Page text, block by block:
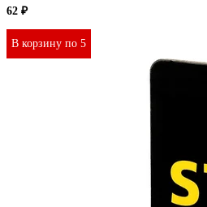
62 ₽
В корзину по 5